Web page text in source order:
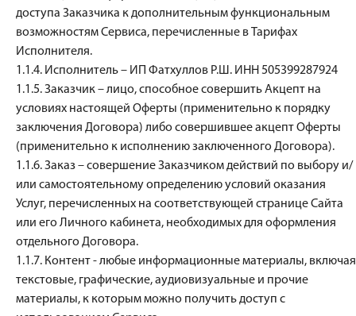
доступа Заказчика к дополнительным функциональным
возможностям Сервиса, перечисленные в Тарифах
Исполнителя.
1.1.4. Исполнитель – ИП Фатхуллов Р.Ш. ИНН 505399287924
1.1.5. Заказчик – лицо, способное совершить Акцепт на
условиях настоящей Оферты (применительно к порядку
заключения Договора) либо совершившее акцепт Оферты
(применительно к исполнению заключенного Договора).
1.1.6. Заказ – совершение Заказчиком действий по выбору и/
или самостоятельному определению условий оказания
Услуг, перечисленных на соответствующей странице Сайта
или его Личного кабинета, необходимых для оформления
отдельного Договора.
1.1.7. Контент - любые информационные материалы, включая
текстовые, графические, аудиовизуальные и прочие
материалы, к которым можно получить доступ с